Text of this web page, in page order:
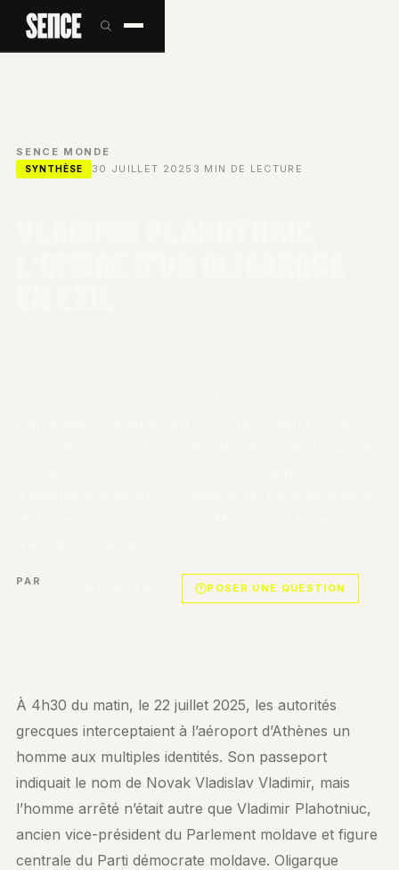
SENCE MONDE
SYNTHÈSE 30 JUILLET 2025 3 MIN DE LECTURE
PAR
POSER UNE QUESTION
À 4h30 du matin, le 22 juillet 2025, les autorités
grecques interceptaient à l’aéroport d’Athènes un
homme aux multiples identités. Son passeport
indiquait le nom de Novak Vladislav Vladimir, mais
l’homme arrêté n’était autre que Vladimir Plahotniuc,
ancien vice-président du Parlement moldave et figure
centrale du Parti démocrate moldave. Oligarque